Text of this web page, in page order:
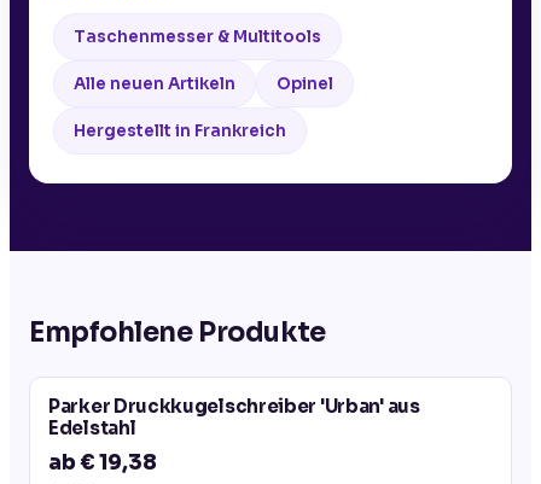
Taschenmesser & Multitools
Alle neuen Artikeln Opinel
Hergestellt in Frankreich
Empfohlene Produkte
Parker Druckkugelschreiber 'Urban' aus
Edelstahl
ab € 19,38